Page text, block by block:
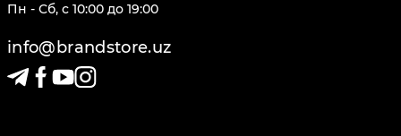
Пн - Сб, c 10:00 до 19:00
info@brandstore.uz